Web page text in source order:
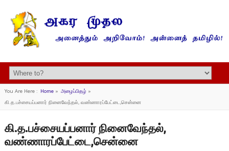
You Are Here : Home» அழைப்பிதழ் »
கி.த.பச்சையப்பனார் நினைவேந்தல், வண்ணாரப்பேட்டை,சென்னை
கி.த.பச்சையப்பனார் நினைவேந்தல்,
வண்ணாரப்பேட்டை,சென்னை